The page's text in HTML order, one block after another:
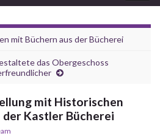
mit Büchern aus der Bücherei
das Obergeschoss
mit Historischen
der Kastler Bücherei